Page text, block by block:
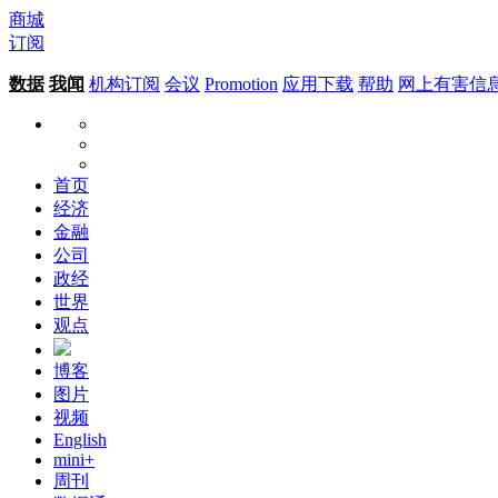
商城
订阅
数据 我闻 机构订阅 会议 Promotion 应用下载 帮助 网上有害信
首页
经济
金融
公司
政经
世界
观点
博客
图片
视频
English
mini+
周刊